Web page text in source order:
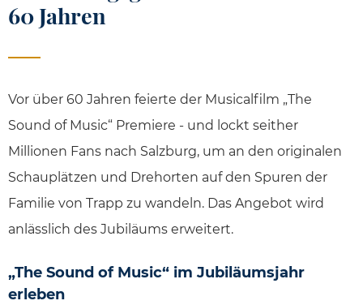
60 Jahren
Vor über 60 Jahren feierte der Musicalfilm „The
Sound of Music“ Premiere - und lockt seither
Millionen Fans nach Salzburg, um an den originalen
Schauplätzen und Drehorten auf den Spuren der
Familie von Trapp zu wandeln. Das Angebot wird
anlässlich des Jubiläums erweitert.
„The Sound of Music“ im Jubiläumsjahr
erleben